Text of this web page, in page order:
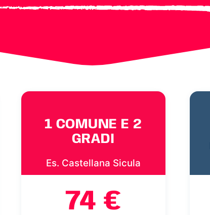
1 COMUNE E 2
GRADI
Es. Castellana Sicula
74 €